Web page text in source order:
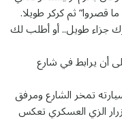
قصروا” ثم كركر طويلا.
جزاء طويل.. أو أطلب لك
أن يرابط في شارع
تمخر الشارع ومرفق
الزي العسكري تعكس